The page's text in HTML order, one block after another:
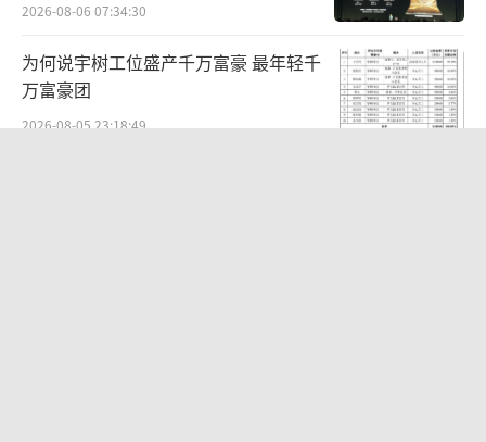
2026-08-06 07:34:30
为何说宇树工位盛产千万富豪 最年轻千
万富豪团
2026-08-05 23:18:49